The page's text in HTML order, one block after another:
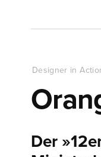
Designer in
Der